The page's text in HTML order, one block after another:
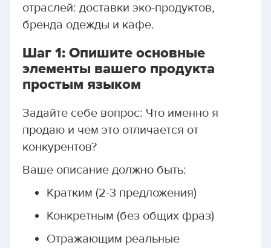
отраслей: доставки эко-продуктов,
бренда одежды и кафе.
Шаг 1: Опишите основные
элементы вашего продукта
простым языком
Задайте себе вопрос: Что именно я
продаю и чем это отличается от
конкурентов?
Ваше описание должно быть:
Кратким (2-3 предложения)
Конкретным (без общих фраз)
Отражающим реальные